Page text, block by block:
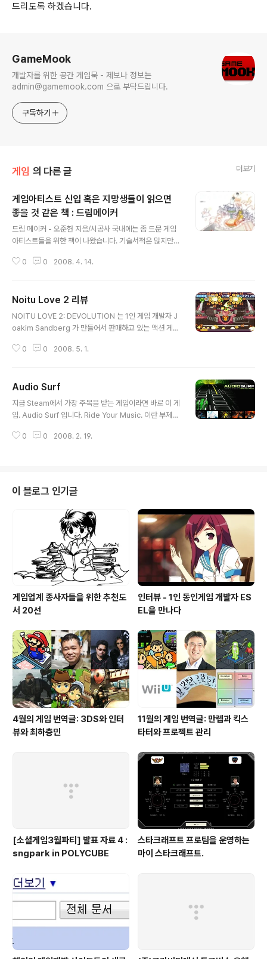
드리도록 하겠습니다.
GameMook
개발자를 위한 공간 게임묵 - 제보나 정보는
admin@gamemook.com 으로 부탁드립니다.
구독하기
게임 의 다른 글 더보기
게임아티스트 신입 혹은 지망생들이 읽으면
좋을 것 같은 책 : 드림메이커
드림 메이커 - 오준헌 지음/시공사 국내에는 좀 드문 게임
아티스트들을 위한 책이 나왔습니다. 기술서적은 많지만
이션을 사로잡은 12인의 아티스트 이야기. 라는 부제라던
다. 일단 저 책 내용이 지금까지 CG관련매체일로 한 미국
에서 일하는 아티스트들을 대상으로 한 인터뷰를 모으고
정리한 것 같은데. 어떤 책과는 달리, 모드 실제로 만나고
것 같습니다. 후반부의 인터뷰로 갈수록 경험과 정보의 질
0 0 2008. 4. 14.
Noitu Love 2 리뷰
NOITU LOVE 2: DEVOLUTION 는 1인 게임 개발자 J
oakim Sandberg 가 만들어서 판매하고 있는 액션 게임
라고 부를수 있지 않을까요. 아름다운 2D 도트에 시원한
이죠. 2녀석은 데모무비에서 강렬하게 사신이 튀어나오는
스테이지의 중간보스입니다. 게임은 액션게임이지만 키보
드와 마우스 모두를 쓰고 마우스 커서를 통한 이동도 많습
에서는 실드로 화염방사기를 막고 이동해야하는 퍼즐적인
0 0 2008. 5. 1.
Audio Surf
지금 Steam에서 가장 주목을 받는 게임이라면 바로 이 게
임. Audio Surf 입니다. Ride Your Music. 이란 부제처
주공간에 있는 것같은 트랙에서 음악의 리듬에 맞춘 색이
생기죠 그렇다고 You're failed! 하고 음악이 중간에 강제
로 끝나거나 하진 않고. 점수를 받는데 지장이 생깁니다. 이
게임의 목적은 일단 가장 큰 도형을 만들어서 한꺼번에 없
애는 그런 게임이거든요. 아쉽게도 연쇄로 더욱더 높은 점
수를 노린다던가 하는 부분은 없습니다. 아니면 제가 아직
0 0 2008. 2. 19.
이 블로그 인기글
게임업계 종사자들을 위한 추천도
서 20선
인터뷰 - 1인 동인게임 개발자 ES
EL을 만나다
4월의 게임 번역글: 3DS와 인터
뷰와 최하층민
11월의 게임 번역글: 만렙과 킥스
타터와 프로젝트 관리
[소셜게임3월파티] 발표 자료 4 :
sngpark in POLYCUBE
스타크래프트 프로팀을 운영하는
마이 스타크래프트.